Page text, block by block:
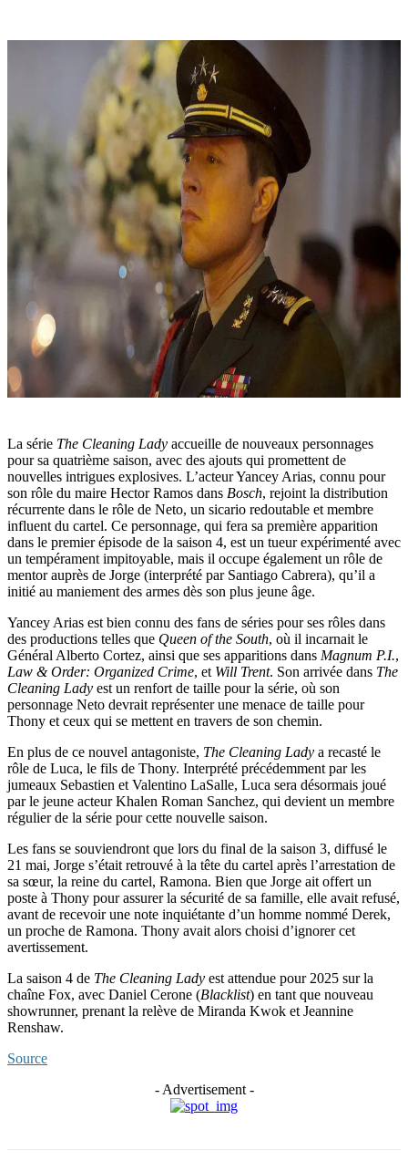
La série The Cleaning Lady accueille de nouveaux personnages
pour sa quatrième saison, avec des ajouts qui promettent de
nouvelles intrigues explosives. L’acteur Yancey Arias, connu pour
son rôle du maire Hector Ramos dans Bosch, rejoint la distribution
récurrente dans le rôle de Neto, un sicario redoutable et membre
influent du cartel. Ce personnage, qui fera sa première apparition
dans le premier épisode de la saison 4, est un tueur expérimenté avec
un tempérament impitoyable, mais il occupe également un rôle de
mentor auprès de Jorge (interprété par Santiago Cabrera), qu’il a
initié au maniement des armes dès son plus jeune âge.
Yancey Arias est bien connu des fans de séries pour ses rôles dans
des productions telles que Queen of the South, où il incarnait le
Général Alberto Cortez, ainsi que ses apparitions dans Magnum P.I.,
Law & Order: Organized Crime, et Will Trent. Son arrivée dans The
Cleaning Lady est un renfort de taille pour la série, où son
personnage Neto devrait représenter une menace de taille pour
Thony et ceux qui se mettent en travers de son chemin.
En plus de ce nouvel antagoniste, The Cleaning Lady a recasté le
rôle de Luca, le fils de Thony. Interprété précédemment par les
jumeaux Sebastien et Valentino LaSalle, Luca sera désormais joué
par le jeune acteur Khalen Roman Sanchez, qui devient un membre
régulier de la série pour cette nouvelle saison.
Les fans se souviendront que lors du final de la saison 3, diffusé le
21 mai, Jorge s’était retrouvé à la tête du cartel après l’arrestation de
sa sœur, la reine du cartel, Ramona. Bien que Jorge ait offert un
poste à Thony pour assurer la sécurité de sa famille, elle avait refusé,
avant de recevoir une note inquiétante d’un homme nommé Derek,
un proche de Ramona. Thony avait alors choisi d’ignorer cet
avertissement.
La saison 4 de The Cleaning Lady est attendue pour 2025 sur la
chaîne Fox, avec Daniel Cerone (Blacklist) en tant que nouveau
showrunner, prenant la relève de Miranda Kwok et Jeannine
Renshaw.
Source
- Advertisement -